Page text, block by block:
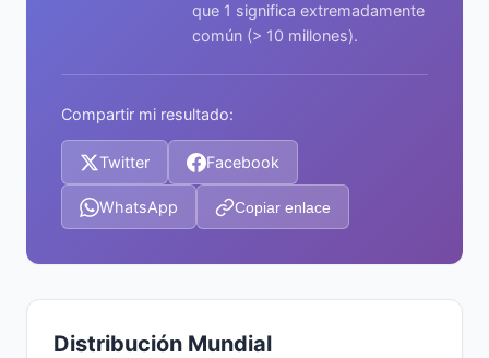
que 1 significa extremadamente
común (> 10 millones).
Compartir mi resultado:
Twitter Facebook
WhatsApp Copiar enlace
Distribución Mundial